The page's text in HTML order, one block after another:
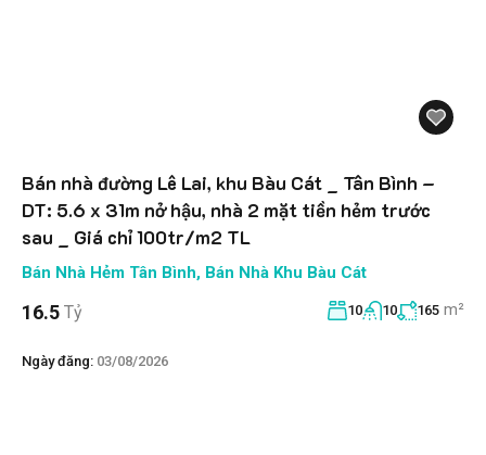
Bán nhà đường Lê Lai, khu Bàu Cát _ Tân Bình –
DT: 5.6 x 31m nở hậu, nhà 2 mặt tiền hẻm trước
sau _ Giá chỉ 100tr/m2 TL
Bán Nhà Hẻm Tân Bình, Bán Nhà Khu Bàu Cát
16.5 Tỷ 10 10 165 m²
Ngày đăng: 03/08/2026